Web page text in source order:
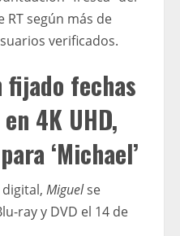
RT según más de
verificados.
fijado fechas
4K UHD,
‘Michael’
Miguelse
ray y DVD el 14 de